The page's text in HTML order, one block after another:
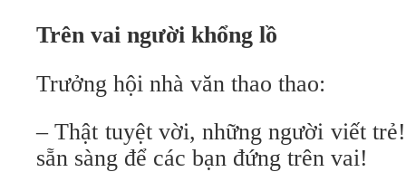
Trên vai người khổng lồ
Trưởng hội nhà văn thao thao:
– Thật tuyệt vời, những người viết
sẵn sàng để các bạn đứng trên vai!